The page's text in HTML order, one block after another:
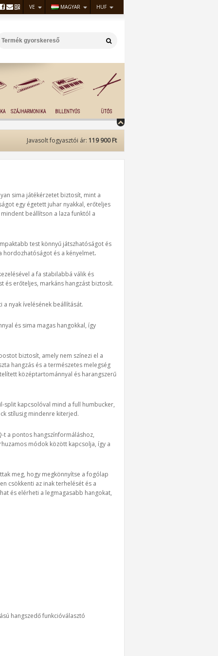
VE MAGYAR HUF
SZÁJHARMONIKA BILLENTYŰS ÜTŐS
Javasolt fogyasztói ár: 119 900 Ft
sima játékérzetet biztosít, mint a
egy égetett juhar nyakkal, erőteljes
beállítson a laza funktól a
test könnyű játszhatóságot és
hordozhatóságot és a kényelmet.
a fa stabilabbá válik és
és erőteljes, markáns hangzást biztosít.
a nyak ívelésének beállítását.
és sima magas hangokkal, így
biztosít, amely nem színezi el a
hangzás és a természetes melegség
középtartománnyal és harangszerű
split kapcsolóval mind a full humbucker,
stílusig mindenre kiterjed.
t a pontos hangszínformáláshoz,
módok között kapcsolja, így a
meg, hogy megkönnyítse a fogólap
csökkenti az inak terhelését és a
és elérheti a legmagasabb hangokat,
hangszedő funkcióválasztó